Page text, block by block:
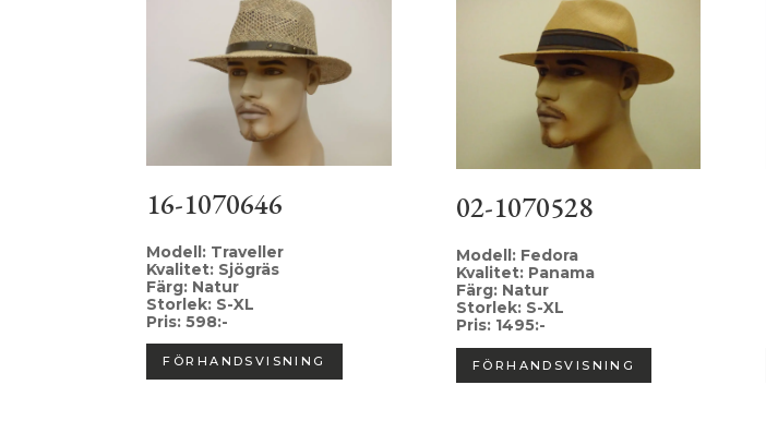
16-1070646
Modell: Traveller
Kvalitet: Sjögräs
Färg: Natur
Storlek: S-XL
Pris: 598:-
FÖRHANDSVISNING
02-1070528
Modell: Fedora
Kvalitet: Panama
Färg: Natur
Storlek: S-XL
Pris: 1495:-
FÖRHANDSVISNING